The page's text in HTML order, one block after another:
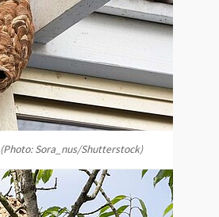
(Photo: Sora_nus/Shutterstock)